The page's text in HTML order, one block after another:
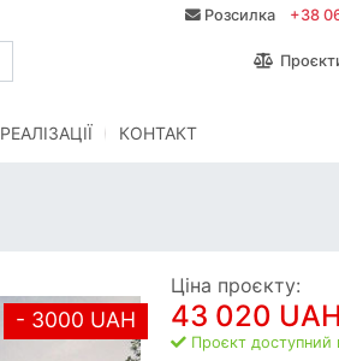
Розсилка +38
РЕАЛІЗАЦІЇ КОНТАКТ
- 3000 UAH
Ціна проєкту:
43 020 UAH
Проєкт доступний